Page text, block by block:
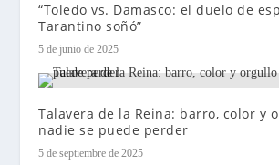
“Toledo vs. Damasco: el duelo de
Tarantino soñó”
5 de junio de 2025
Talavera de la Reina: barro, color y
nadie se puede perder
5 de septiembre de 2025